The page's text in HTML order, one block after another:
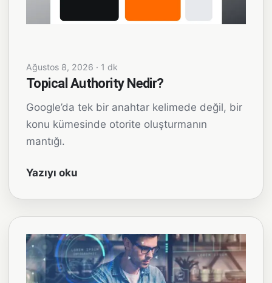
Ağustos 8, 2026 · 1 dk
Topical Authority Nedir?
Google’da tek bir anahtar kelimede değil, bir
konu kümesinde otorite oluşturmanın
mantığı.
Yazıyı oku